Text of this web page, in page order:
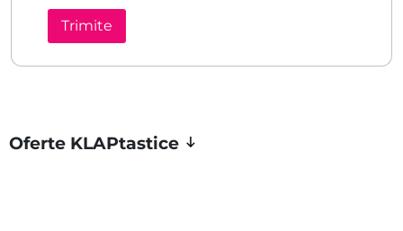
Oferte KLAPtastice